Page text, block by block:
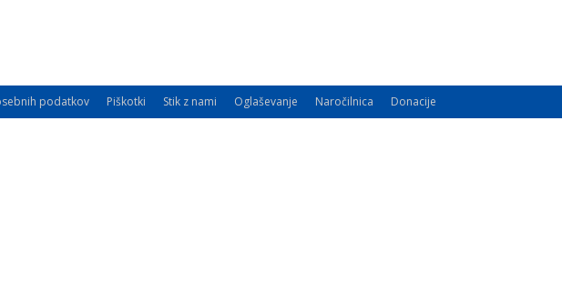
podatkov Piškotki Stik z nami Oglaševanje Naročilnica Donacije